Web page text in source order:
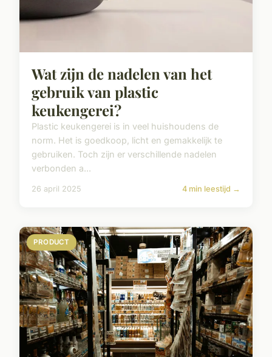
Wat zijn de nadelen van het
gebruik van plastic
keukengerei?
Plastic keukengerei is in veel huishoudens de
norm. Het is goedkoop, licht en gemakkelijk te
gebruiken. Toch zijn er verschillende nadelen
verbonden a...
26 april 2025 4 min leestijd →
PRODUCT